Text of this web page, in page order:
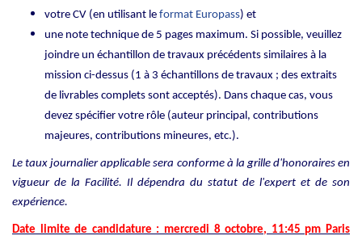
votre CV (en utilisant le format Europass) et
une note technique de 5 pages maximum. Si possible, veuillez
joindre un échantillon de travaux précédents similaires à la
mission ci-dessus (1 à 3 échantillons de travaux ; des extraits
de livrables complets sont acceptés). Dans chaque cas, vous
devez spécifier votre rôle (auteur principal, contributions
majeures, contributions mineures, etc.).
Le taux journalier applicable sera conforme à la grille d'honoraires en
vigueur de la Facilité. Il dépendra du statut de l'expert et de son
expérience.
Date limite de candidature : mercredi 8 octobre, 11:45 pm Paris